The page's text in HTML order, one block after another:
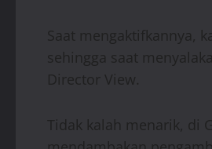
Saat mengaktifkannya,
sehingga saat
Director View.
Tidak kalah menarik, di